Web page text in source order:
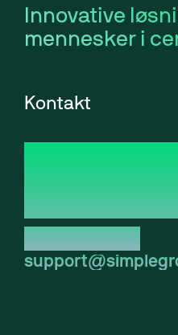
Innovative
mennesker i
Kontakt